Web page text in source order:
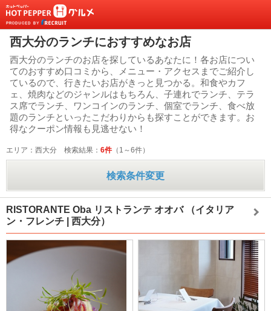
西大分のランチにおすすめなお店
西大分のランチのお店を探しているあなたに！各お店につい
てのおすすめ口コミから、メニュー・アクセスまでご紹介し
ているので、行きたいお店がきっと見つかる。和食やカフ
ェ、焼肉などのジャンルはもちろん、子連れでランチ、テラ
ス席でランチ、ワンコインのランチ、個室でランチ、食べ放
題のランチといったこだわりからも探すことができます。お
得なクーポン情報も見逃せない！
エリア：西大分 検索結果： 6件 （1～6件）
検索条件変更
RISTORANTE Oba リストランテ オオバ
（イタリア
ン・フレンチ | 西大分）